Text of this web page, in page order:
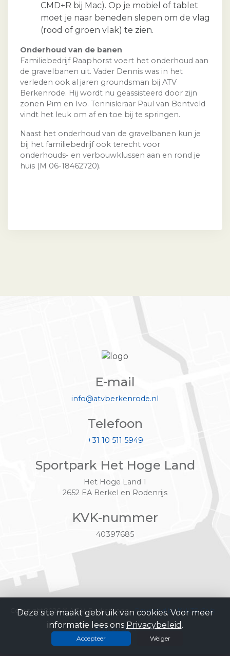
CMD+R bij Mac). Op je mobiel of tablet
moet je naar beneden slepen om de vlag
(rood of groen vlak) te zien.
Onderhoud van de banen
Familiebedrijf Raaphorst voert het onderhoud aan
de gravelbanen uit. Vader Dennis was in het
verleden ook al jaren groundsman bij ATV
Berkenrode. Hij wordt nu geassisteerd door zijn
zonen Pim en Ivo. Tennisleraar Paul van Bentveld
vindt het leuk om af en toe bij te springen.
Naast het onderhoud van de gravelbanen kun je
bij het familiebedrijf ook terecht voor
onderhouds- en verbouwklussen aan en rond je
huis (M 06-18462720).
E-mail
info@atvberkenrode.nl
Telefoon
+31 10 511 5949
Sportpark Het Hoge Land
Het Hoge Land 1
2652 EA Berkel en Rodenrijs
KVK-nummer
40397685
Copyright 2026 © A.T.V. Berkenrode - Powered by KNLTB.Club -
Built by LISA
Deze site maakt gebruik van cookies. Voor meer
informatie lees ons Privacybeleid .
Accepteer Weiger